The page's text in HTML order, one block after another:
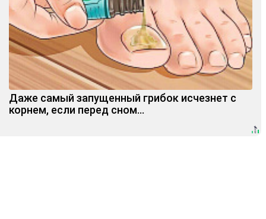
Даже самый запущенный грибок исчезнет с
корнем, если перед сном…